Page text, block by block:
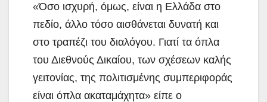
«Όσο ισχυρή, όμως, είναι η Ελλάδα στο
πεδίο, άλλο τόσο αισθάνεται δυνατή και
στο τραπέζι του διαλόγου. Γιατί τα όπλα
του Διεθνούς Δικαίου, των σχέσεων καλής
γειτονίας, της πολιτισμένης συμπεριφοράς
είναι όπλα ακαταμάχητα» είπε ο